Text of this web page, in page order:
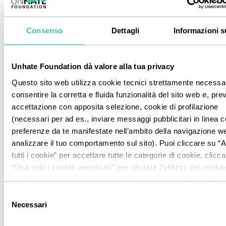
Consenso Dettagli Informazioni
Unhate Foundation dà valore alla tua privacy
Questo sito web utilizza cookie tecnici strettamente
consentire la corretta e fluida funzionalità del sito web e,
accettazione con apposita selezione, cookie di profilazione
(necessari per ad es., inviare messaggi pubblicitari in linea
preferenze da te manifestate nell’ambito della navigazione
analizzare il tuo comportamento sul sito). Puoi cliccare su
tutti i cookie” per accettare tutte le categorie di cookie,
“Usa solo i cookie necessari” per rifiutare l’utilizzo dei
navigazione o selezionando "Usa solo i cookie necessari"
delNecessari
MIA - Percorsi di futuro
Aiutare i giovani a trovare la propria strada